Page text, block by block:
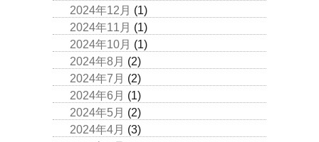
2024年12月 (1)
2024年11月 (1)
2024年10月 (1)
2024年8月 (2)
2024年7月 (2)
2024年6月 (1)
2024年5月 (2)
2024年4月 (3)